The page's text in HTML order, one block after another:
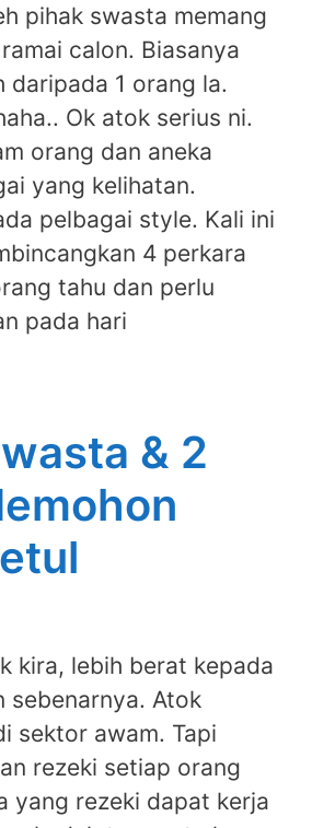
pihak swasta memang
calon. Biasanya
daripada 1 orang la.
Ok atok serius ni.
orang dan aneka
yang kelihatan.
pelbagai style. Kali ini
4 perkara
tahu dan perlu
pada hari
& 2
kira, lebih berat kepada
sebenarnya. Atok
sektor awam. Tapi
rezeki setiap orang
yang rezeki dapat kerja